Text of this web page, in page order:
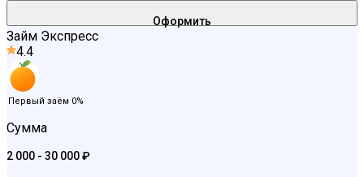
Оформить
Займ Экспресс
4.4
Первый заём 0%
Сумма
2 000 - 30 000 ₽